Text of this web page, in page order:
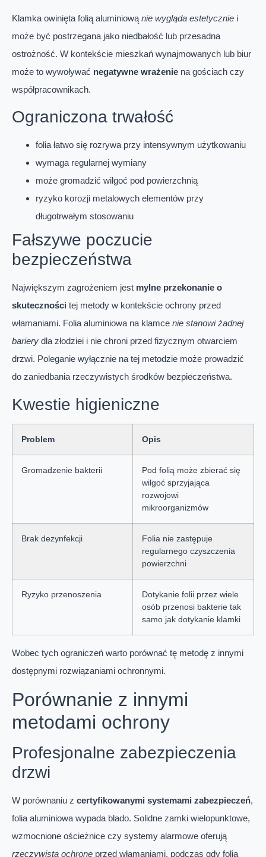
Klamka owinięta folią aluminiową nie wygląda estetycznie i
może być postrzegana jako niedbałość lub przesadna
ostrożność. W kontekście mieszkań wynajmowanych lub biur
może to wywoływać negatywne wrażenie na gościach czy
współpracownikach.
Ograniczona trwałość
folia łatwo się rozrywa przy intensywnym użytkowaniu
wymaga regularnej wymiany
może gromadzić wilgoć pod powierzchnią
ryzyko korozji metalowych elementów przy
długotrwałym stosowaniu
Fałszywe poczucie
bezpieczeństwa
Największym zagrożeniem jest mylne przekonanie o
skuteczności tej metody w kontekście ochrony przed
włamaniami. Folia aluminiowa na klamce nie stanowi żadnej
bariery dla złodziei i nie chroni przed fizycznym otwarciem
drzwi. Poleganie wyłącznie na tej metodzie może prowadzić
do zaniedbania rzeczywistych środków bezpieczeństwa.
Kwestie higieniczne
Problem Opis
Gromadzenie bakterii
Pod folią może zbierać się
wilgoć sprzyjająca
rozwojowi
mikroorganizmów
Brak dezynfekcji
Folia nie zastępuje
regularnego czyszczenia
powierzchni
Ryzyko przenoszenia
Dotykanie folii przez wiele
osób przenosi bakterie tak
samo jak dotykanie klamki
Wobec tych ograniczeń warto porównać tę metodę z innymi
dostępnymi rozwiązaniami ochronnymi.
Porównanie z innymi
metodami ochrony
Profesjonalne zabezpieczenia
drzwi
W porównaniu z certyfikowanymi systemami zabezpieczeń,
folia aluminiowa wypada blado. Solidne zamki wielopunktowe,
wzmocnione ościeżnice czy systemy alarmowe oferują
rzeczywistą ochronę przed włamaniami, podczas gdy folia